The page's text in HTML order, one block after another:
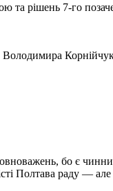
рішень 7-го
бо є
Полтава раду —